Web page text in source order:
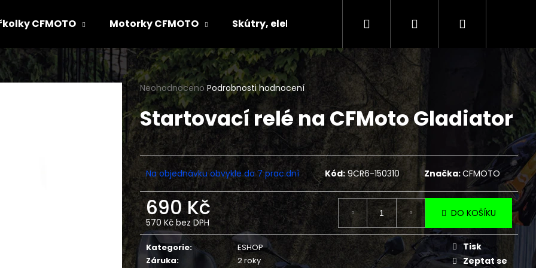
CFMOTO Motorky CFMOTO Skútry, elektr.skútry CENÍK SERVISNÍCH ÚKONŮ
Hledat PřihlášeníNákupní
Průměrné
hodnocení
produktu
je
0,0
z
5
hvězdiček.
Neohodnoceno Podrobnosti hodnocení
Startovací relé na CFMoto Gladiator
Na objednávku obvykle do 7 prac.dní Kód: 9CR6-150310 Značka:CFMOTO
690 Kč
570 Kč bez DPH
Měrná
cena:
DO KOŠÍKU
Kategorie:
ESHOP
Záruka: 2 roky
Tisk
Zeptat se
Co potřebujete najít?
HLEDAT
Doporučujeme
Následující